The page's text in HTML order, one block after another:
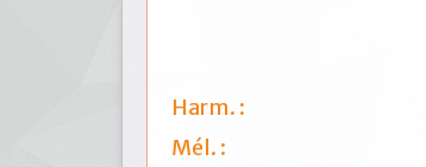
Harm. :
Mél. :